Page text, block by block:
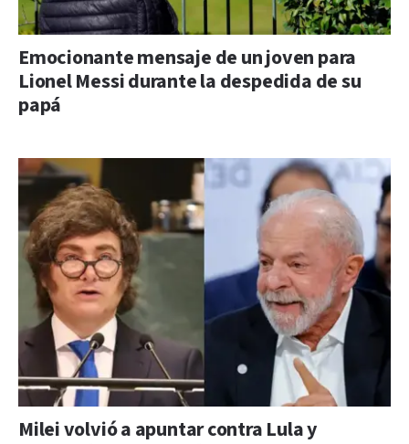
Emocionante mensaje de un joven para
Lionel Messi durante la despedida de su
papá
Milei volvió a apuntar contra Lula y